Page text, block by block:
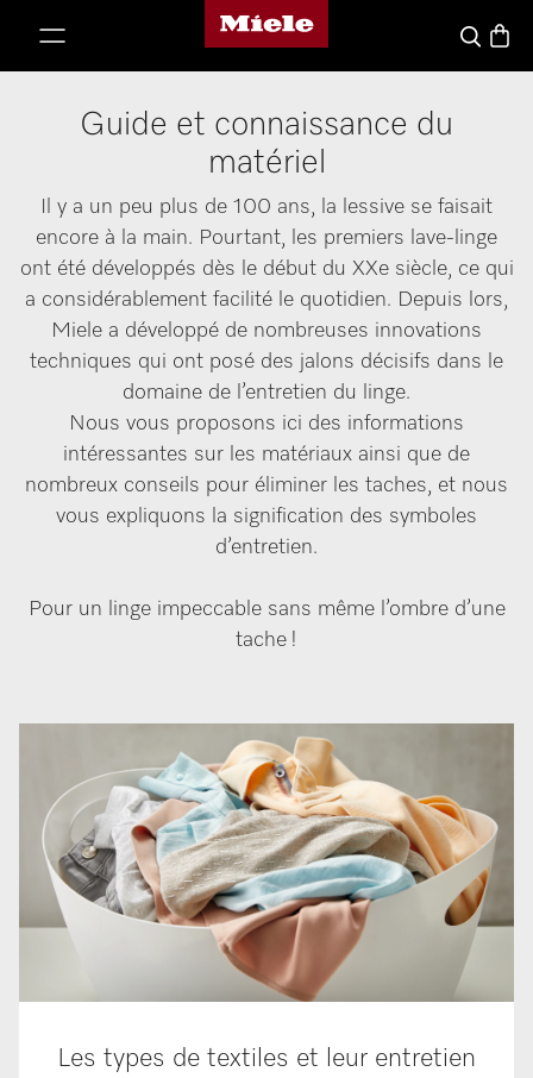
Miele's homepage
SearchBasket
Guide et connaissance du
matériel
Il y a un peu plus de 100 ans, la lessive se faisait
encore à la main. Pourtant, les premiers lave-linge
ont été développés dès le début du XXe siècle, ce qui
a considérablement facilité le quotidien. Depuis lors,
Miele a développé de nombreuses innovations
techniques qui ont posé des jalons décisifs dans le
domaine de l’entretien du linge.
Nous vous proposons ici des informations
intéressantes sur les matériaux ainsi que de
nombreux conseils pour éliminer les taches, et nous
vous expliquons la signification des symboles
d’entretien.
Pour un linge impeccable sans même l’ombre d’une
tache !
Les types de textiles et leur entretien